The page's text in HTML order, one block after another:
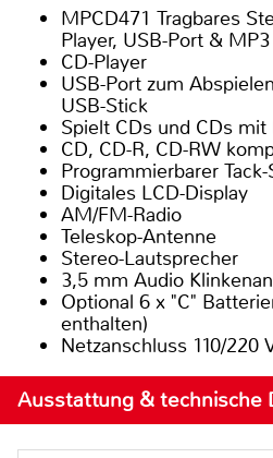
MPCD471 Tragbares
Player, USB-Port & MP3
CD-Player
USB-Port zum
USB-Stick
Spielt CDs und CDs mit
CD, CD-R, CD-RW
Programmierbarer
Digitales LCD-Display
AM/FM-Radio
Teleskop-Antenne
Stereo-Lautsprecher
3,5 mm Audio
Optional 6 x "C"
enthalten)
Netzanschluss 110/220
Ausstattung & technische